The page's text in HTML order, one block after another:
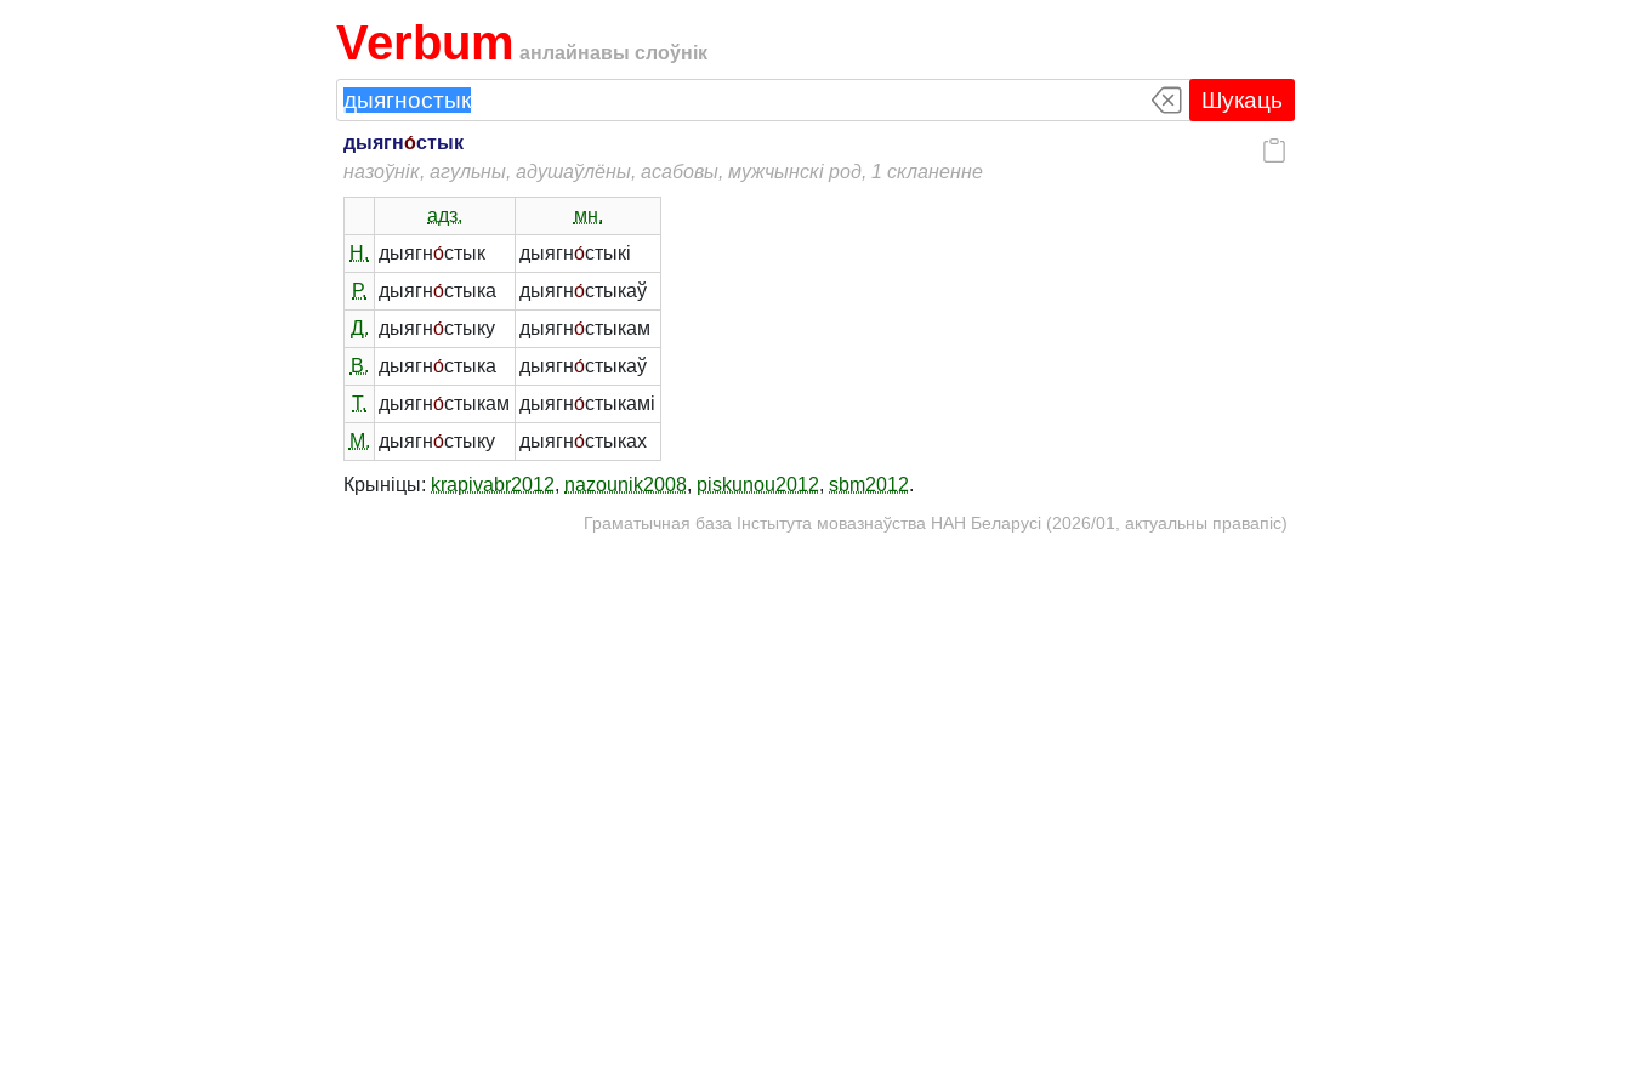
Verbum анлайнавы слоўнік
Шукаць
дыягно́стык
назоўнік, агульны, адушаўлёны, асабовы, мужчынскі род, 1 скланенне
адз.
мн.
Н. дыягно́стык дыягно́стыкі
Р.
дыягно́стыка дыягно́стыкаў
Д. дыягно́стыку дыягно́стыкам
В. дыягно́стыка дыягно́стыкаў
Т.
дыягно́стыкам дыягно́стыкамі
М. дыягно́стыку дыягно́стыках
Крыніцы: krapivabr2012, nazounik2008, piskunou2012, sbm2012.
Граматычная база Інстытута мовазнаўства НАН Беларусі (2026/01, актуальны правапіс)